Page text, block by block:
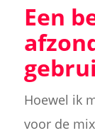
Een
Hoewel ik
voor de